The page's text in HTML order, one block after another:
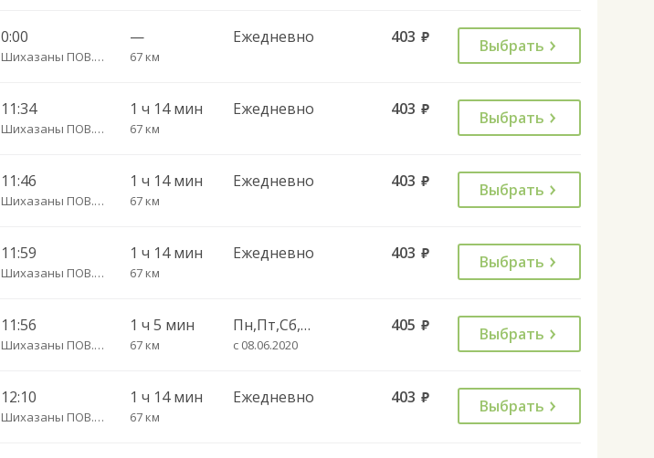
0:00
Шихазаны ПОВ.ГАИ трасса
—
67 км
Ежедневно 403 руб. Выбрать
11:34
Шихазаны ПОВ.ГАИ трасса
1 ч 14 мин
67 км
Ежедневно 403 руб. Выбрать
11:46
Шихазаны ПОВ.ГАИ трасса
1 ч 14 мин
67 км
Ежедневно 403 руб. Выбрать
11:59
Шихазаны ПОВ.ГАИ трасса
1 ч 14 мин
67 км
Ежедневно 403 руб. Выбрать
11:56
Шихазаны ПОВ.ГАИ трасса
1 ч 5 мин
67 км
Пн,Пт,Сб,Вс
с 08.06.2020
405 руб. Выбрать
12:10
Шихазаны ПОВ.ГАИ трасса
1 ч 14 мин
67 км
Ежедневно 403 руб. Выбрать